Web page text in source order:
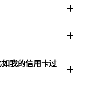
我的信用卡过